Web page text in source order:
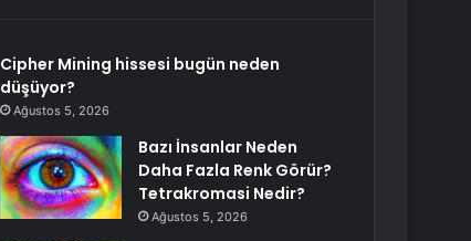
Cipher Mining hissesi bugün neden
düşüyor?
Ağustos 5, 2026
Bazı İnsanlar Neden
Daha Fazla Renk Görür?
Tetrakromasi Nedir?
Ağustos 5, 2026